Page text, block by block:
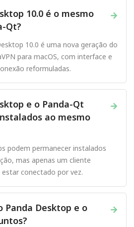
→
10.0 é o mesmo
Qt?
10.0 é uma nova geração do
para macOS, com interface e
reformuladas.
→
e o Panda-Qt
ao mesmo
podem permanecer instalados
mas apenas um cliente
estar conectado por vez.
→
Panda Desktop e o